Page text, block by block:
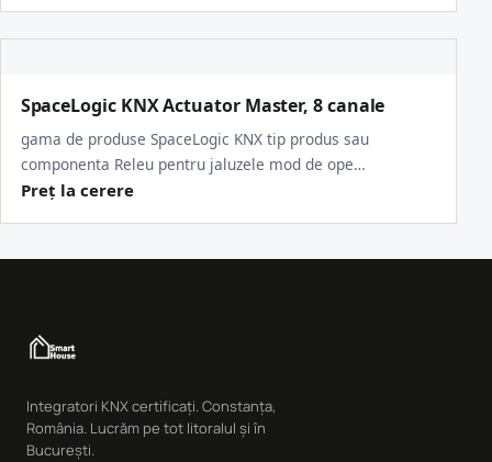
SpaceLogic KNX Actuator Master, 8 canale
gama de produse SpaceLogic KNX tip produs sau
componenta Releu pentru jaluzele mod de ope…
Preț la cerere
Integratori KNX certificați. Constanța,
România. Lucrăm pe tot litoralul și în
București.